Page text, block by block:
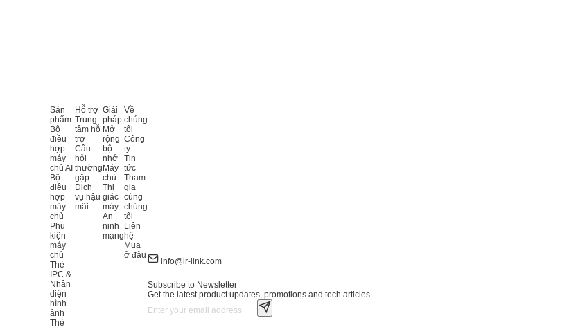
Sản
phẩm
Bộ
điều
hợp
máy
chủ AI
Bộ
điều
hợp
máy
chủ
Phụ
kiện
máy
chủ
Thẻ
IPC &
Nhận
diện
hình
ảnh
Thẻ
Hỗ trợ
Trung
tâm hỗ
trợ
Câu
hỏi
thường
gặp
Dịch
vụ hậu
mãi
Giải
pháp
Mở
rộng
bộ
nhớ
Máy
chủ
Thị
giác
máy
An
ninh
mạng
Về
chúng
tôi
Công
ty
Tin
tức
Tham
gia
cùng
chúng
tôi
Liên
hệ
Mua
ở đâu
info@lr-link.com
Subscribe to Newsletter
Get the latest product updates, promotions and tech articles.